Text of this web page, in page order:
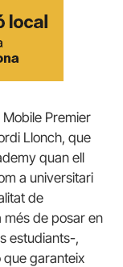
Mobile Premier
Llonch, que
quan ell
a universitari
de
més de posar en
estudiants-,
garanteix